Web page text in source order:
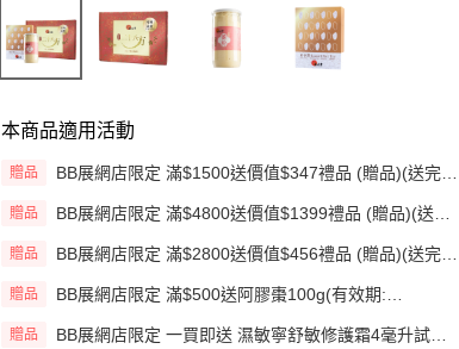
本商品適用活動
贈品
BB展網店限定 滿$1500送價值$347禮品 (贈品)(送完即
贈品
BB展網店限定 滿$4800送價值$1399禮品 (贈品)(送完
贈品
BB展網店限定 滿$2800送價值$456禮品 (贈品)(送完即
贈品
BB展網店限定 滿$500送阿膠棗100g(有效期:
贈品
BB展網店限定 一買即送 濕敏寧舒敏修護霜4毫升試用